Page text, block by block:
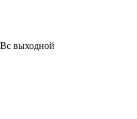
выходной